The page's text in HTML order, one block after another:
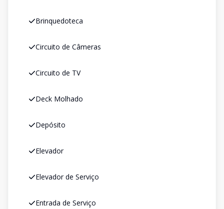
Brinquedoteca
Circuito de Câmeras
Circuito de TV
Deck Molhado
Depósito
Elevador
Elevador de Serviço
Entrada de Serviço